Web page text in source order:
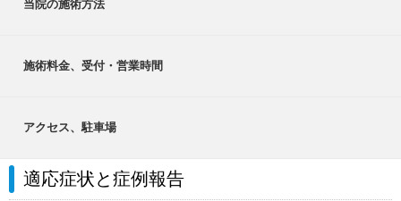
当院の施術方法
施術料金、受付・営業時間
アクセス、駐車場
適応症状と症例報告